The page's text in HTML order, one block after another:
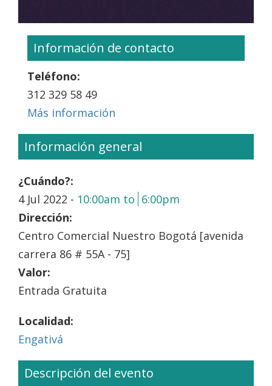
Información de contacto
Teléfono:
312 329 58 49
Más información
Información general
¿Cuándo?:
4 Jul 2022 - 10:00am to 6:00pm
Dirección:
Centro Comercial Nuestro Bogotá [avenida
carrera 86 # 55A - 75]
Valor:
Entrada Gratuita
Localidad:
Engativá
Descripción del evento